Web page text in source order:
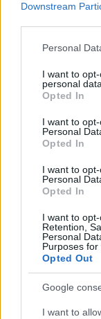
Downstream
Please note that
not limited to
grant or deny
use your data for
consent section.
Personal
I want to
personal data.
Opted In
I want to
Personal
Opted In
I want to
Personal
Opted In
I want to
Retention,
Personal
Purposes for
Opted Out
Google
I want to
7.
az
Lehet, hogy
nem túl
neked, elég
irányítást, és